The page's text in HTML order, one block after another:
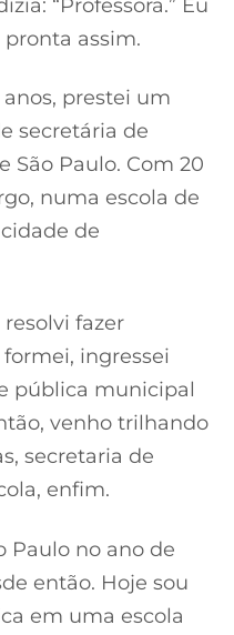
“Professora.” Eu
assim.
anos, prestei um
secretária de
São Paulo. Com 20
numa escola de
de
fazer
ingressei
pública municipal
venho trilhando
secretaria de
enfim.
Paulo no ano de
então. Hoje sou
em uma escola